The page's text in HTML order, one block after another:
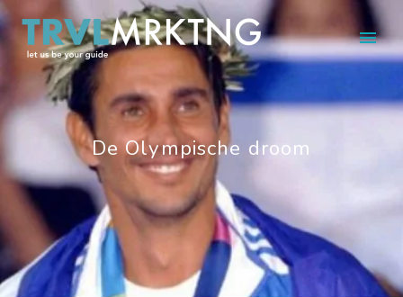
De Olympische droom